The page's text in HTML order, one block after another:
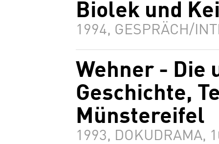
Biolek und
1994, GESPRÄCH/
Wehner - Die
Geschichte,
Münstereifel
1993, DOKUDRAMA,